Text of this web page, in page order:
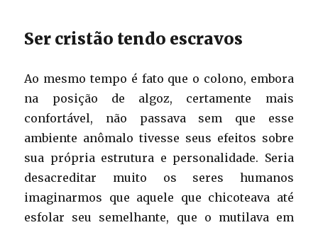
Ser cristão tendo escravos
Ao mesmo tempo é fato que o colono, embora
na posição de algoz, certamente mais
confortável, não passava sem que esse
ambiente anômalo tivesse seus efeitos sobre
sua própria estrutura e personalidade. Seria
desacreditar muito os seres humanos
imaginarmos que aquele que chicoteava até
esfolar seu semelhante, que o mutilava em